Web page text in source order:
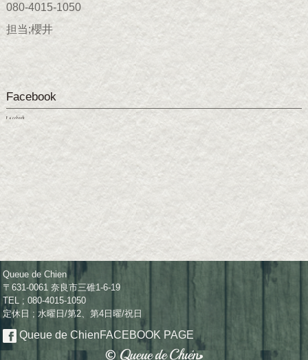
080-4015-1050
担当;櫻井
Facebook
Facebook
Queue de Chien
〒631-0061 奈良市三碓1-6-19
TEL ; 080-4015-1050
定休日 ; 水曜日/第2、第4日曜/祝日
Queue de ChienFACEBOOK PAGE